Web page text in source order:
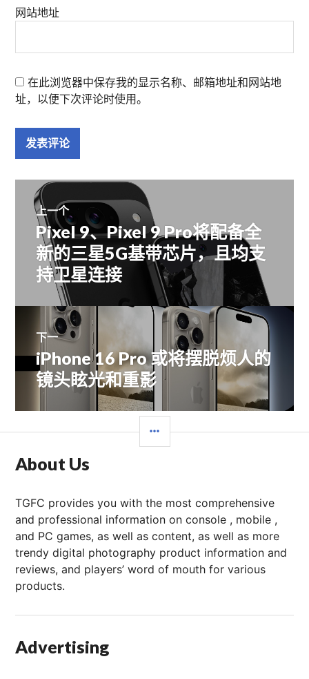
网站地址
在此浏览器中保存我的显示名称、邮箱地址和网站地
址，以便下次评论时使用。
文
章
导
航
上一个
上
篇
文
章：
Pixel 9、Pixel 9 Pro将配备全
新的三星5G基带芯片，且均支
持卫星连接
下一
下
篇
文
iPhone 16 Pro 或将摆脱烦人的
镜头眩光和重影
栏
About Us
TGFC provides you with the most comprehensive
and professional information on console , mobile ,
and PC games, as well as content, as well as more
trendy digital photography product information and
reviews, and players’ word of mouth for various
products.
Advertising